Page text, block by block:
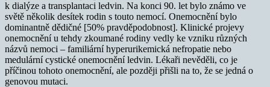
k dialýze a transplantaci ledvin. Na konci 90. let bylo známo ve
světě několik desítek rodin s touto nemocí. Onemocnění bylo
dominantně dědičné [50% pravděpodobnost]. Klinické projevy
onemocnění u tehdy zkoumané rodiny vedly ke vzniku různých
názvů nemoci – familiární hyperurikemická nefropatie nebo
medulární cystické onemocnění ledvin. Lékaři nevěděli, co je
příčinou tohoto onemocnění, ale později přišli na to, že se jedná o
genovou mutaci.